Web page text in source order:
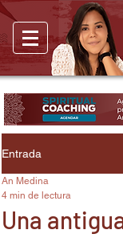
Entrada
Una
An Medina
4 min de lectura